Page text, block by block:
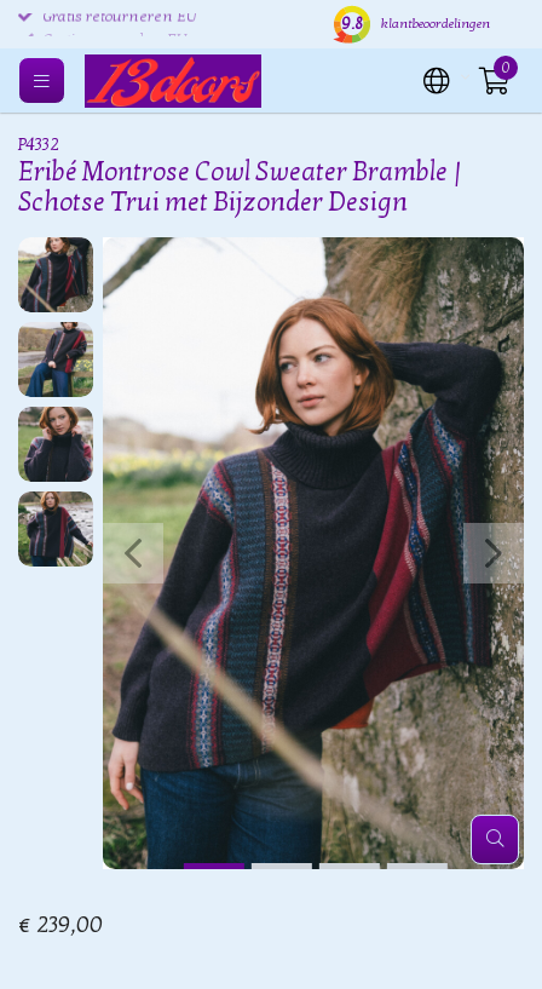
Gratis retourneren EU Verzending binnen 24 uur
9.8 klantbeoordelingen
0
P4332
Eribé Montrose Cowl Sweater Bramble |
Schotse Trui met Bijzonder Design
€ 239,00